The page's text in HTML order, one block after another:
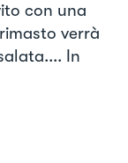
con una
verrà
In